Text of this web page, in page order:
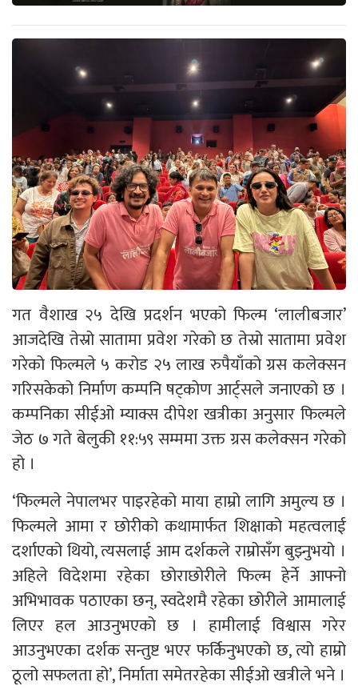
गत वैशाख २५ देखि प्रदर्शन भएको फिल्म ‘लालीबजार’
आजदेखि तेस्रो सातामा प्रवेश गरेको छ तेस्रो सातामा प्रवेश
गरेको फिल्मले ५ करोड २५ लाख रुपैयाँको ग्रस कलेक्सन
गरिसकेको निर्माण कम्पनि षट्कोण आर्ट्सले जनाएको छ ।
कम्पनिका सीईओ म्याक्स दीपेश खत्रीका अनुसार फिल्मले
जेठ ७ गते बेलुकी ११:५९ सम्ममा उक्त ग्रस कलेक्सन गरेको
हो ।
‘फिल्मले नेपालभर पाइरहेको माया हाम्रो लागि अमुल्य छ ।
फिल्मले आमा र छोरीको कथामार्फत शिक्षाको महत्वलाई
दर्शाएको थियो, त्यसलाई आम दर्शकले राम्रोसँग बुझ्नुभयो ।
अहिले विदेशमा रहेका छोराछोरीले फिल्म हेर्ने आफ्नो
अभिभावक पठाएका छन्, स्वदेशमै रहेका छोरीले आमालाई
लिएर हल आउनुभएको छ । हामीलाई विश्वास गरेर
आउनुभएका दर्शक सन्तुष्ट भएर फर्किनुभएको छ, त्यो हाम्रो
ठूलो सफलता हो’, निर्माता समेतरहेका सीईओ खत्रीले भने ।